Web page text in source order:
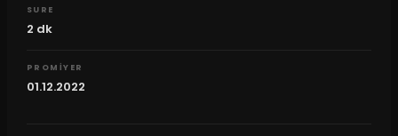
SURE
2 dk
PROMIYER
01.12.2022